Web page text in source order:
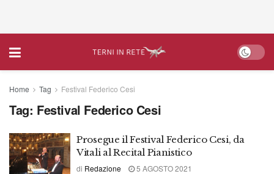
Home Tag Festival Federico Cesi
Tag: Festival Federico Cesi
Prosegue il Festival Federico Cesi, da
Vitali al Recital Pianistico
di Redazione 5 AGOSTO 2021